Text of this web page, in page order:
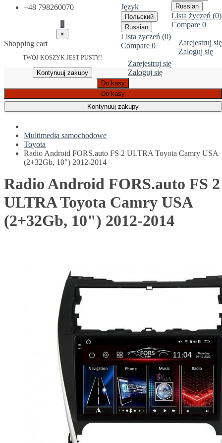
Russian
Lista życzeń (0)
Compare 0
Zarejestruj się
Zaloguj się
Język
Польский
Russian
Lista życzeń (0)
Compare 0
Zarejestruj się
Zaloguj się
+48 798260070
0
×
Shopping cart
TWÓJ KOSZYK JEST PUSTY!
Kontynuuj zakupy
Do kasy
Do kasy
Kontynuuj zakupy
Multimedia samochodowe
Toyota
Radio Android FORS.auto FS 2 ULTRA Toyota Camry USA
(2+32Gb, 10") 2012-2014
Radio Android FORS.auto FS 2
ULTRA Toyota Camry USA
(2+32Gb, 10") 2012-2014